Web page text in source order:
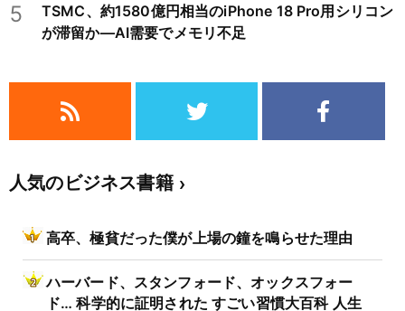
5
TSMC、約1580億円相当のiPhone 18 Pro用シリコン
が滞留か―AI需要でメモリ不足
人気のビジネス書籍
高卒、極貧だった僕が上場の鐘を鳴らせた理由
ハーバード、スタンフォード、オックスフォー
ド… 科学的に証明された すごい習慣大百科 人生